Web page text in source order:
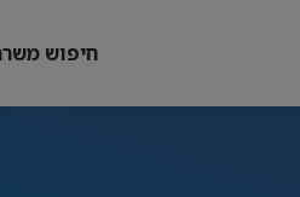
חיפוש